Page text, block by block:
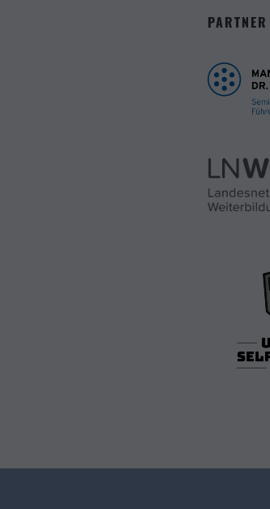
PARTNER